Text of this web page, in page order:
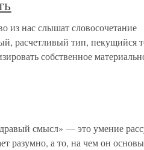
из нас слышат словосочетание
расчетливый тип, пекущийся
собственное
смысл» — это умение
разумно, а то, на чем он